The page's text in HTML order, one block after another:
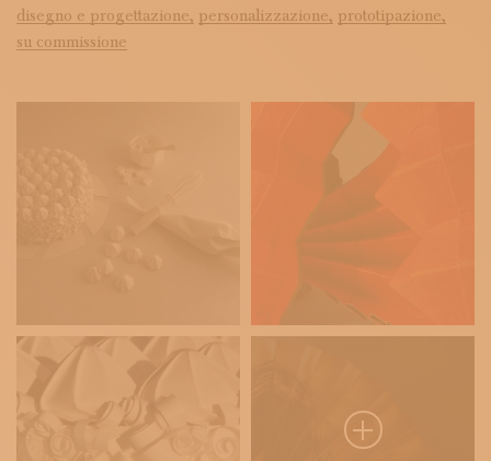
disegno e progettazione, personalizzazione, prototipazione,
su commissione